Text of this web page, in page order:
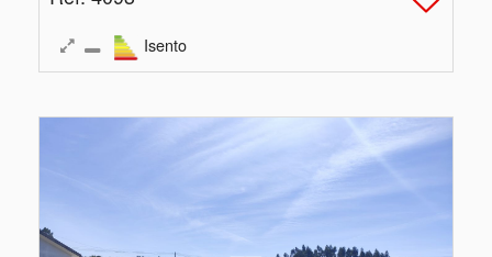
Isento